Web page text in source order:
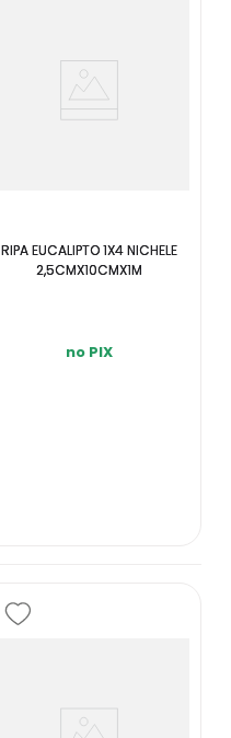
RIPA EUCALIPTO 1X4 NICHELE
2,5CMX10CMX1M
no PIX